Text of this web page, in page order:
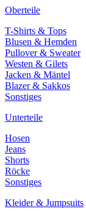
Oberteile
T-Shirts & Tops
Blusen & Hemden
Pullover & Sweater
Westen & Gilets
Jacken & Mäntel
Blazer & Sakkos
Sonstiges
Unterteile
Hosen
Jeans
Shorts
Röcke
Sonstiges
Kleider & Jumpsuits